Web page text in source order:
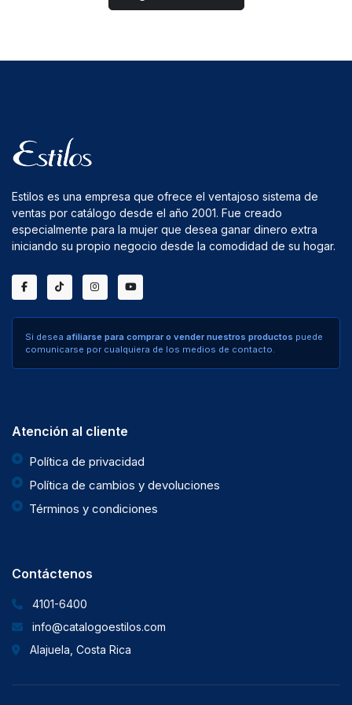
Estilos es una empresa que ofrece el ventajoso sistema de
ventas por catálogo desde el año 2001. Fue creado
especialmente para la mujer que desea ganar dinero extra
iniciando su propio negocio desde la comodidad de su hogar.
Si desea afiliarse para comprar o vender nuestros productos puede
comunicarse por cualquiera de los medios de contacto.
Atención al cliente
Política de privacidad
Política de cambios y devoluciones
Términos y condiciones
Contáctenos
4101-6400
info@catalogoestilos.com
Alajuela, Costa Rica